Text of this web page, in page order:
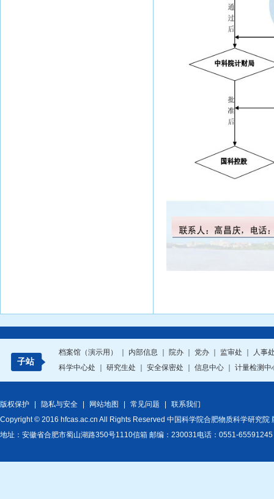
子站
档案馆（演示用） 内部信息 院办 党办 监审处
人事
科学中心处
研究生处 安全保密处 信息中心 计量检测
版权保护 隐私与安全 网站地图 常见问题
联系我们
Copyright © 2016 hfcas.ac.cn All Rights Reserved 中国科学院合肥物质科学研究院
地址：安徽省合肥市蜀山湖路350号1110信箱 邮编：230031电话：0551-